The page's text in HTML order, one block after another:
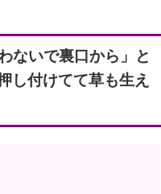
e
ないで裏口から」と
し付けてて草も生え